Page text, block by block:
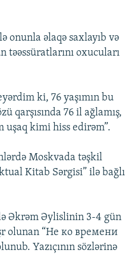
onunla əlaqə saxlayıb və
təəssüratlarını oxucuları
ki, 76 yaşımın bu
qarşısında 76 il ağlamış,
uşaq kimi hiss edirəm”.
Moskvada təşkil
Kitab Sərgisi” ilə bağlı
Əkrəm Əylislinin 3-4 gün
olunan “Не ко времени
Yazıçının sözlərinə